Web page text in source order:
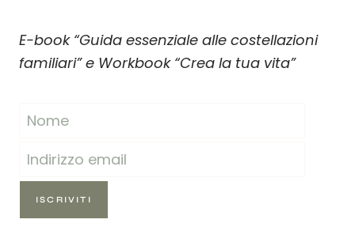
E-book “Guida essenziale alle costellazioni
familiari” e Workbook “Crea la tua vita”